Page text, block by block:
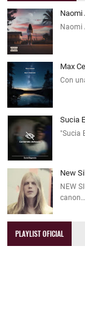
Naomi
Naomi
Max
Con
Sucia
"Sucia
New
NEW
canon…
PLAYLIST OFICIAL